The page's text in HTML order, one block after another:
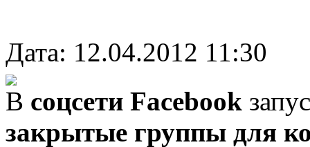
Дата: 12.04.2012 11:30
В соцсети Facebook
закрытые группы для